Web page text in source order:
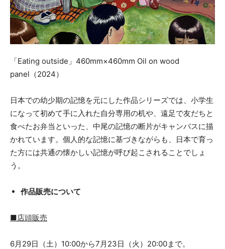
「Eating outside」460mm×460mm Oil on wood
panel（2024）
日本での幼少期の記憶を元にした作品シリーズでは、小学生
になって初めて手に入れた自分専用の机や、遠足で友だちと
食べたお弁当といった、中尾の記憶の断片がキャンバスに描
かれています。個人的な記憶に基づきながらも、日本で育っ
た方には共通の懐かしい記憶が呼び起こされることでしょ
う。
作品販売について
■店頭販売
6月29日（土）10:00から7月23日（火）20:00まで。